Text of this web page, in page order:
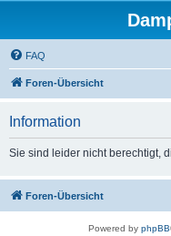
FAQ
Foren-Übersicht
Information
Sie sind leider nicht berechtigt,
Foren-Übersicht
Powered by phpBB